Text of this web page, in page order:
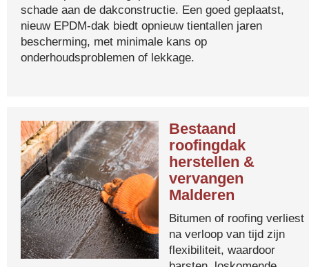
schade aan de dakconstructie. Een goed geplaatst,
nieuw EPDM-dak biedt opnieuw tientallen jaren
bescherming, met minimale kans op
onderhoudsproblemen of lekkage.
Bestaand
roofingdak
herstellen &
vervangen
Malderen
Bitumen of roofing verliest
na verloop van tijd zijn
flexibiliteit, waardoor